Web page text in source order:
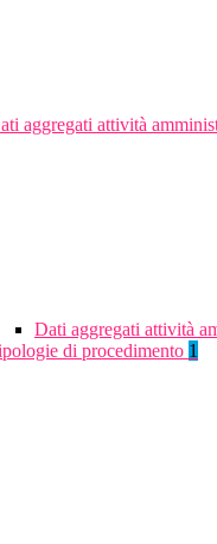
aggregati attività
Dati aggregati attività
di procedimento 1